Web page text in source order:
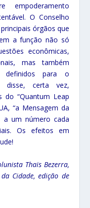
empoderamento
O Conselho
órgãos que
a função não só
econômicas,
mas também
definidos para o
disse, certa vez,
do “Quantum Leap
“a Mensagem da
a um número cada
Os efeitos em
Thaïs Bezerra,
Cidade, edição de